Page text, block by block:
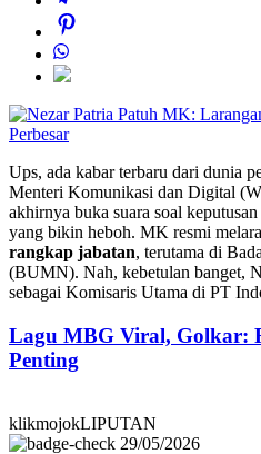
Perbesar
Ups, ada kabar terbaru dari dunia
Menteri Komunikasi dan Digital
akhirnya buka suara soal
yang bikin heboh. MK resmi
rangkap jabatan, terutama di
(BUMN). Nah, kebetulan banget,
sebagai Komisaris Utama di PT
Lagu MBG Viral, Golkar:
Penting
klikmojokLIPUTAN
29/05/2026